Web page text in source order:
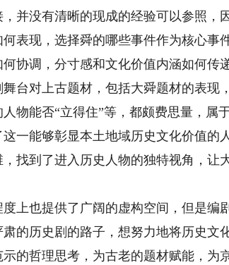
并没有清晰的现成的经验可以参照，
表现，选择舜的哪些事件作为核心事
协调，分寸感和文化价值内涵如何传
台对上古题材，包括大舜题材的表现
物能否“立得住”等，都颇费思量，属
能够彰显本土地域历史文化价值的
找到了进入历史人物的独特视角，让
也提供了广阔的虚构空间，但是编
的历史剧的路子，想努力地将历史文
的哲理思考，为古老的题材赋能，为